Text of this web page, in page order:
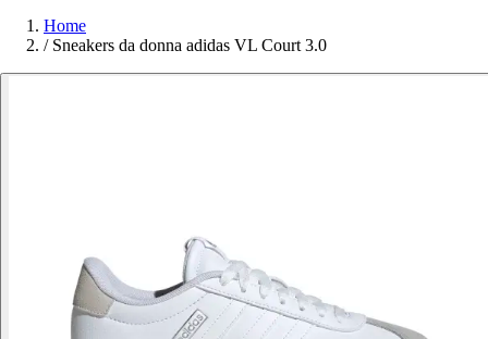
Home
/ Sneakers da donna adidas VL Court 3.0